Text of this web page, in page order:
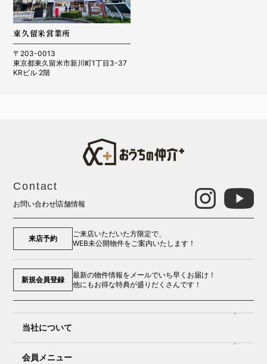
東久留米営業所
〒203-0013
東京都東久留米市新川町1丁目3-37
KRビル 2階
Contact
お問い合わせ店舗情報
来店予約
ご来店いただいた方限定で、
WEB未公開物件をご案内いたします！
新規会員登録
最新の物件情報をメールでいち早くお届け！
他にもお得な特典が盛りだくさんです！
当社について
会員メニュー